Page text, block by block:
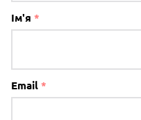
Ім'я *
Email *